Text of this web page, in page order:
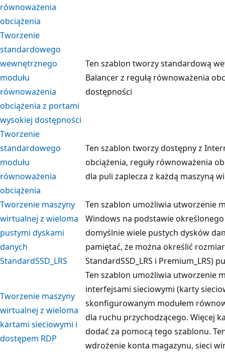
równoważenia
obciążenia
Tworzenie
standardowego
wewnętrznego
modułu
równoważenia
obciążenia z portami
wysokiej dostępności
Ten szablon tworzy standardową
Balancer z regułą równoważenia
dostępności
Tworzenie
standardowego
modułu
równoważenia
obciążenia
Ten szablon tworzy dostępny z
obciążenia, reguły równoważenia
dla puli zaplecza z każdą maszyną
Tworzenie maszyny
wirtualnej z wieloma
pustymi dyskami
danych
StandardSSD_LRS
Ten szablon umożliwia utworzenie
Windows na podstawie
domyślnie wiele pustych dysków
pamiętać, że można określić
StandardSSD_LRS i Premium_LRS)
Tworzenie maszyny
wirtualnej z wieloma
kartami sieciowymi i
dostępem RDP
Ten szablon umożliwia utworzenie
interfejsami sieciowymi (karty
skonfigurowanym modułem
dla ruchu przychodzącego. Więcej
dodać za pomocą tego szablonu.
wdrożenie konta magazynu, sieci